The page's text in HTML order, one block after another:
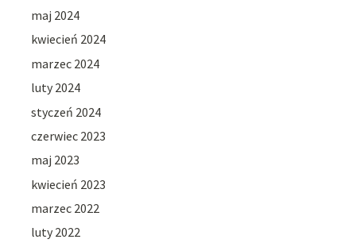
maj 2024
kwiecień 2024
marzec 2024
luty 2024
styczeń 2024
czerwiec 2023
maj 2023
kwiecień 2023
marzec 2022
luty 2022